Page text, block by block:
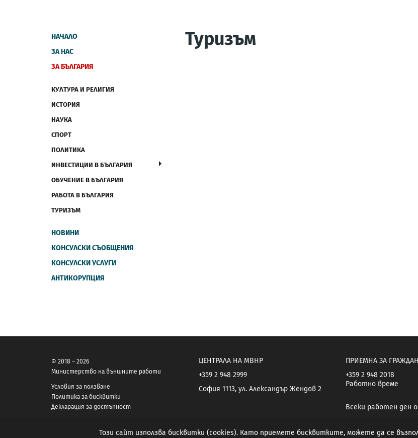
НАЧАЛО
ЗА НАС
ЗА БЪЛГАРИЯ
КУЛТУРА И РЕЛИГИЯ
ИСТОРИЯ
НАУКА
СПОРТ
ПОЛИТИКА
ИНВЕСТИЦИИ В БЪЛГАРИЯ
ОБУЧЕНИЕ В БЪЛГАРИЯ
РАБОТА В БЪЛГАРИЯ
ТУРИЗЪМ
НОВИНИ
КОНСУЛСКИ СЪОБЩЕНИЯ
КОНСУЛСКИ УСЛУГИ
АНТИКОРУПЦИЯ
Туризъм
© 2018 – 2026
Министерство на външните работи
Условия за ползване
Политика за бисквитки
Декларация за достъпност
ЦЕНТРАЛА НА МВНР
+359 2 948 2999
София 1113, ул. Александър Жендов 2
ПРИЕМНА ЗА
+359 2 948 2018
Работно време
Всеки работен ден
Този сайт използва бисквитки (cookies). Като приемете бисквитките, можете да се